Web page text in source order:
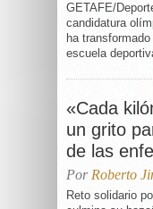
GETAFE/
candidatura
ha
escuela
«Cada
un grito
de las
Por Roberto
Reto solidario